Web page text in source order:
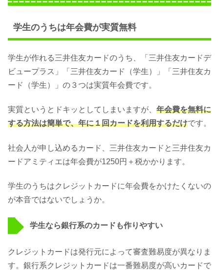
学生のうちは年会費が実質無料
学生が作れる三井住友カードのうち、「三井住友カードデ
ビュープラス」「三井住友カード（学生）」「三井住友カ
ード（学生）」の３つは実質年会費です。
実質というとドキッとしてしまいますが、 年会費を無料に
する方法は簡単で、年に１回カードを利用するだけです。
社会人が申し込めるカード、三井住友カードと三井住友カ
ードアミティエは年会費が1250円＋税かかります。
学生のうちはクレジットカードに年会費をかけたくないの
が本音ではないでしょうか。
学生なら銀行系のカードも作りやすい
クレジットカードは発行元によって審査難易度が異なりま
す。銀行系クレジットカードは一番難易度が高いカードで